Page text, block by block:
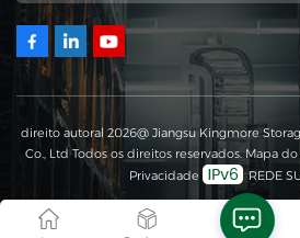
direito autoral 2026@ Jiangsu Kingmore
Co., Ltd Todos os direitos reservados. Mapa do
Privacidade
REDE